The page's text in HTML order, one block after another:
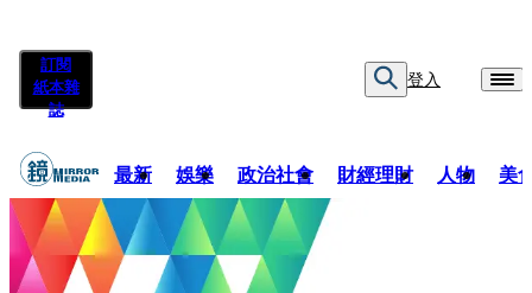
訂閱
紙本雜
誌
登入
最新 娛樂 政治社會 財經理財 人物 美